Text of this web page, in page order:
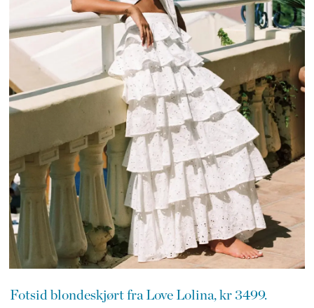
Fotsid blondeskjørt fra Love Lolina, kr 3499.